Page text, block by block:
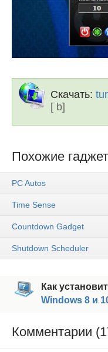
Скачать:
[ b]
Похожие
PC Autos
Time Sense
Countdown Gadget
Shutdown Scheduler
Как
Windows 8 и
Комментарии